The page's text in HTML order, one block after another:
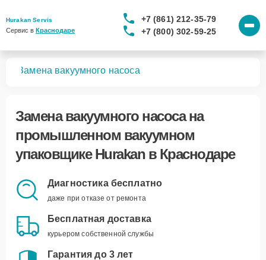
Hurakan Servis
Сервис в Краснодаре
+7 (861) 212-35-79
+7 (800) 302-59-25
Замена вакуумного насоса
Замена вакуумного насосана
промышленном вакуумном
упаковщике Hurakan в Краснодаре
Диагностика бесплатно
даже при отказе от ремонта
Бесплатная доставка
курьером собственной службы
Гарантия до 3 лет